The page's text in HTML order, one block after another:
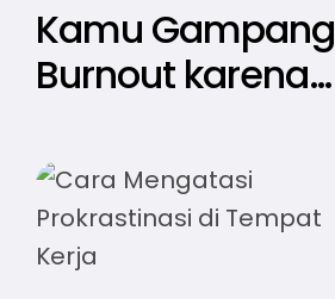
Kamu Gampang
Burnout karena
Layar? Coba
Terapkan Digital
Detox